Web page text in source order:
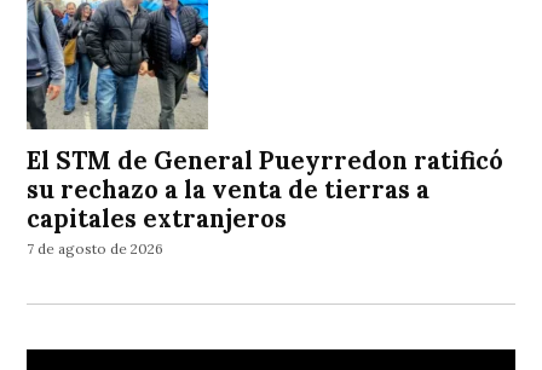
El STM de General Pueyrredon ratificó
su rechazo a la venta de tierras a
capitales extranjeros
7 de agosto de 2026